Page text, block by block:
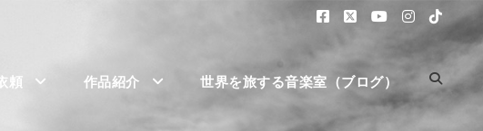
頼 作品紹介 世界を旅する音楽室（ブログ）